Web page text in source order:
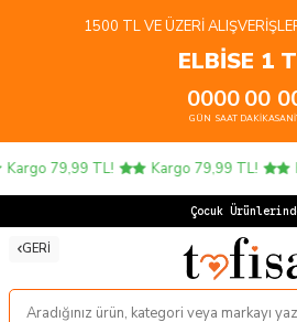
1500 TL VE ÜZERI
ELBİSE 1
00
GÜN
00
SAAT
00
DAKIKA
79,99 TL! Kargo 79,99 TL!
Çocuk Ürünlerinde
GERI